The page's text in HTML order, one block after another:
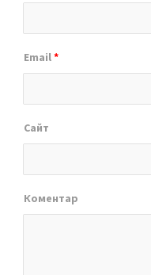
Email*
Сайт
Коментар